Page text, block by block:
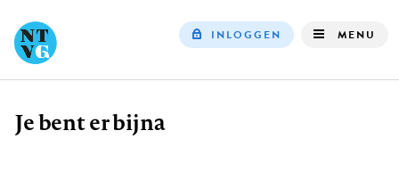
INLOGGEN MENU
Kruimelpad
Je bent er bijna